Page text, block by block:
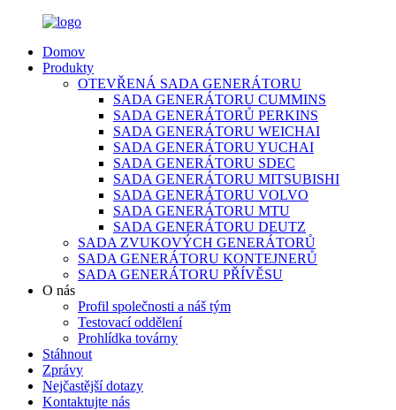
Domov
Produkty
OTEVŘENÁ SADA GENERÁTORU
SADA GENERÁTORU CUMMINS
SADA GENERÁTORŮ PERKINS
SADA GENERÁTORU WEICHAI
SADA GENERÁTORU YUCHAI
SADA GENERÁTORU SDEC
SADA GENERÁTORU MITSUBISHI
SADA GENERÁTORU VOLVO
SADA GENERÁTORU MTU
SADA GENERÁTORU DEUTZ
SADA ZVUKOVÝCH GENERÁTORŮ
SADA GENERÁTORU KONTEJNERŮ
SADA GENERÁTORU PŘÍVĚSU
O nás
Profil společnosti a náš tým
Testovací oddělení
Prohlídka továrny
Stáhnout
Zprávy
Nejčastější dotazy
Kontaktujte nás